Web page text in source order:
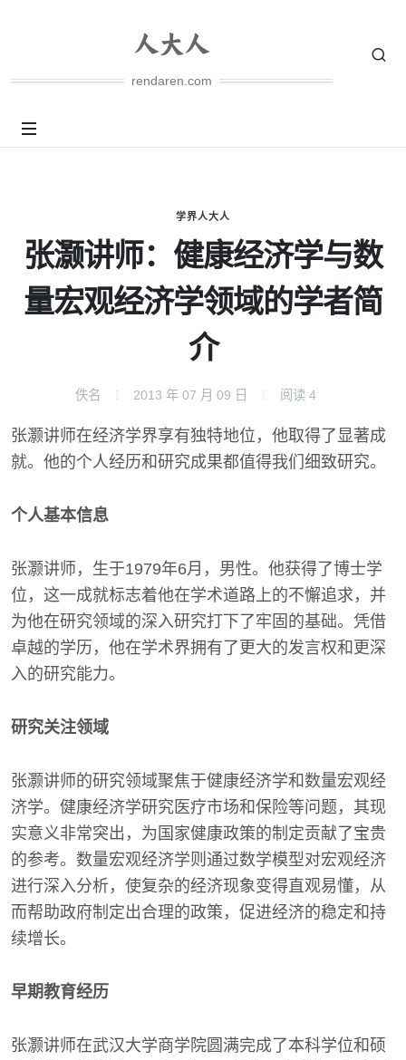
rendaren.com
学界人大人
张灏讲师：健康经济学与数
量宏观经济学领域的学者简
介
佚名 2013 年 07 月 09 日 阅读 4
张灏讲师在经济学界享有独特地位，他取得了显著成
就。他的个人经历和研究成果都值得我们细致研究。
个人基本信息
张灏讲师，生于1979年6月，男性。他获得了博士学
位，这一成就标志着他在学术道路上的不懈追求，并
为他在研究领域的深入研究打下了牢固的基础。凭借
卓越的学历，他在学术界拥有了更大的发言权和更深
入的研究能力。
研究关注领域
张灏讲师的研究领域聚焦于健康经济学和数量宏观经
济学。健康经济学研究医疗市场和保险等问题，其现
实意义非常突出，为国家健康政策的制定贡献了宝贵
的参考。数量宏观经济学则通过数学模型对宏观经济
进行深入分析，使复杂的经济现象变得直观易懂，从
而帮助政府制定出合理的政策，促进经济的稳定和持
续增长。
早期教育经历
张灏讲师在武汉大学商学院圆满完成了本科学位和硕